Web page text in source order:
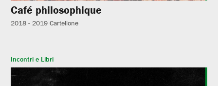
Café philosophique
2018 - 2019 Cartellone
Incontri e Libri